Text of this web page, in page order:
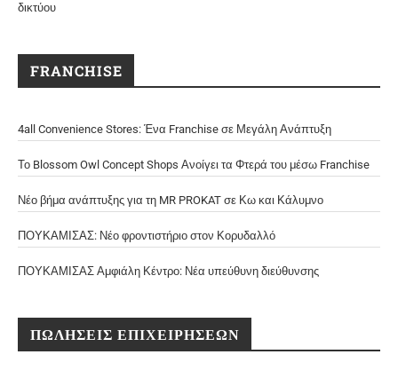
δικτύου
FRANCHISE
4all Convenience Stores: Ένα Franchise σε Μεγάλη Ανάπτυξη
Το Blossom Owl Concept Shops Ανοίγει τα Φτερά του μέσω Franchise
Νέο βήμα ανάπτυξης για τη MR PROKAT σε Κω και Κάλυμνο
ΠΟΥΚΑΜΙΣΑΣ: Νέο φροντιστήριο στον Κορυδαλλό
ΠΟΥΚΑΜΙΣΑΣ Αμφιάλη Κέντρο: Νέα υπεύθυνη διεύθυνσης
ΠΩΛΗΣΕΙΣ ΕΠΙΧΕΙΡΗΣΕΩΝ